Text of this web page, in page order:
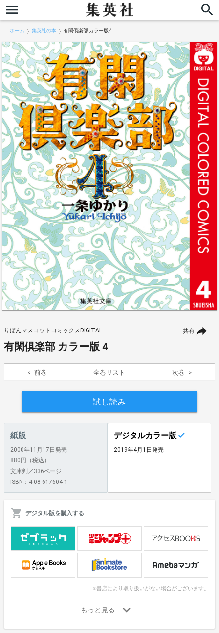
ホーム 集英社の本 有閑倶楽部 カラー版 4
共有
りぼんマスコットコミックスDIGITAL
有閑倶楽部 カラー版 4
前巻 全巻リスト 次巻
試し読み
紙版
2000年11月17日発売
880円（税込）
文庫判／336ページ
ISBN：4-08-617604-1
デジタルカラー版
2019年4月1日発売
デジタル版を購入する
※書店により取り扱いがない場合がございます。